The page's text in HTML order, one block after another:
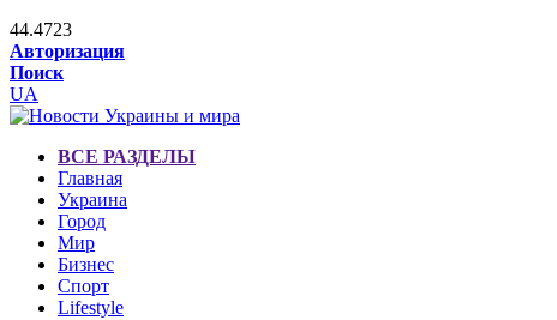
44.4723
Авторизация
Поиск
UA
ВСЕ РАЗДЕЛЫ
Главная
Украина
Город
Мир
Бизнес
Спорт
Lifestyle